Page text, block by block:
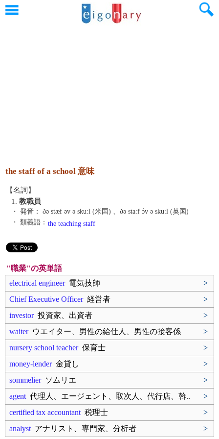
the staff of a school 意味
【名詞】
1. 教職員
・ 発音：
ðə stæf əv ə skuːl (米国) 、ðə staːf ɔ́v ə skuːl (英国)
・ 類義語： the teaching staff
"職業"の英単語
electrical engineer電気技師
>
Chief Executive Officer経営者
>
investor投資家、出資者
>
waiterウエイター、男性の給仕人、男性の接客係
>
nursery school teacher保育士
>
money-lender金貸し
>
sommelierソムリエ
>
agent 代理人、エージェント、取次人、代行店、斡..
>
certified tax accountant 税理士
>
analyst アナリスト、専門家、分析者 >